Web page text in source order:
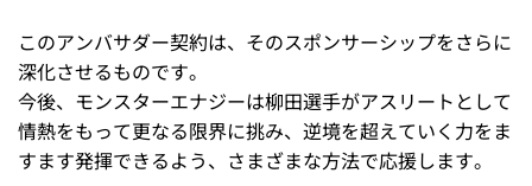
このアンバサダー契約は、そのスポンサーシップをさらに
深化させるものです。
今後、モンスターエナジーは柳田選手がアスリートとして
情熱をもって更なる限界に挑み、逆境を超えていく力をま
すます発揮できるよう、さまざまな方法で応援します。